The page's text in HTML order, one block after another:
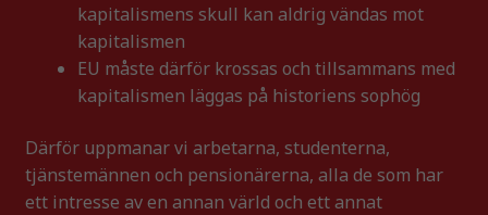
kapitalismens skull kan aldrig vändas mot
kapitalismen
EU måste därför krossas och tillsammans med
kapitalismen läggas på historiens sophög
Därför uppmanar vi arbetarna, studenterna,
tjänstemännen och pensionärerna, alla de som har
ett intresse av en annan värld och ett annat